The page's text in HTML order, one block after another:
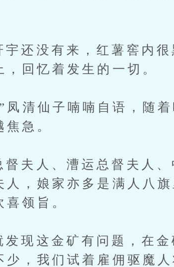
没有来，红薯窖内很
回忆着发生的一切。
仙子喃喃自语，随着
急。
人、漕运总督夫人、
，娘家亦多是满人八旗
领旨。
这金矿有问题，在金
，我们试着雇佣驱魔人